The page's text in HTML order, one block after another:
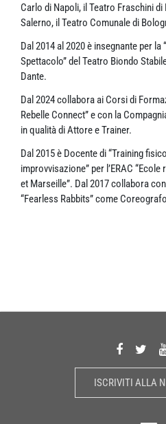
Carlo di Napoli, il Teatro Fraschini di
Salerno, il Teatro Comunale di
Dal 2014 al 2020 è insegnante per
Spettacolo” del Teatro Biondo
Dante.
Dal 2024 collabora ai Corsi di
Rebelle Connect” e con la
in qualità di Attore e Trainer.
Dal 2015 è Docente di “Training
improvvisazione” per l’ERAC
et Marseille”. Dal 2017 collabora
“Fearless Rabbits” come
ISCRIVITI ALLA